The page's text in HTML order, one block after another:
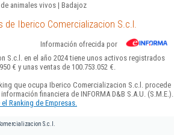
animales vivos | Badajoz
de Iberico Comercializacion S.c.l.
Información ofrecida por
S.c.l. en el año 2024 tiene unos activos registrados
€ y unas ventas de 100.753.052 €.
que ocupa Iberico Comercializacion S.c.l. procede
financiera de INFORMA D&B S.A.U. (S.M.E.).
Ranking de Empresas.
S.c.l.